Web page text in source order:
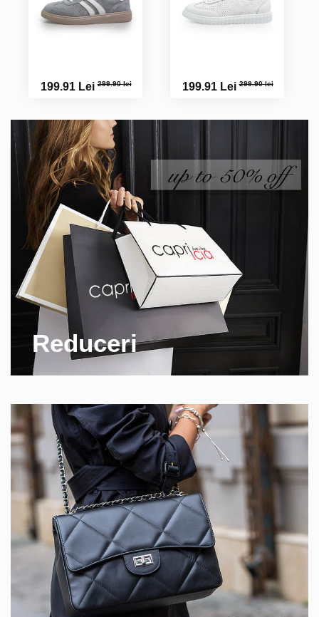
199.91 Lei299.90 lei 199.91 Lei299.90 lei
Reduceri